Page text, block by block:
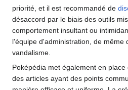
priorité, et il est recommandé de
désaccord par le biais des outils
comportement insultant ou
l'équipe d'administration, de même
vandalisme.
Poképédia met également en place
des articles ayant des points